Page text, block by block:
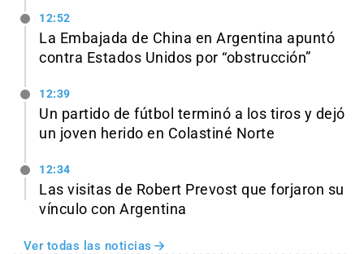
12:52
La Embajada de China en Argentina apuntó
contra Estados Unidos por “obstrucción”
12:39
Un partido de fútbol terminó a los tiros y dejó
un joven herido en Colastiné Norte
12:34
Las visitas de Robert Prevost que forjaron su
vínculo con Argentina
Ver todas las noticias